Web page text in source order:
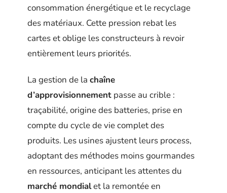
consommation énergétique et le recyclage
des matériaux. Cette pression rebat les
cartes et oblige les constructeurs à revoir
entièrement leurs priorités.
La gestion de la chaîne
d’approvisionnement passe au crible :
traçabilité, origine des batteries, prise en
compte du cycle de vie complet des
produits. Les usines ajustent leurs process,
adoptant des méthodes moins gourmandes
en ressources, anticipant les attentes du
marché mondialet la remontée en